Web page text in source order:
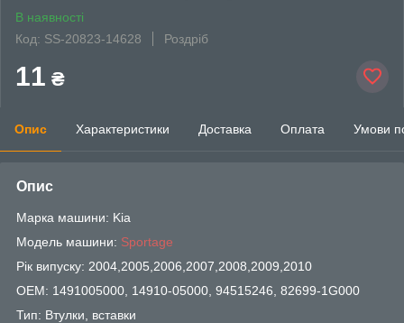
В наявності
Код: SS-20823-14628
Роздріб
11 ₴
Опис Характеристики Доставка Оплата Умови
Опис
Марка машини: Kia
Модель машини: Sportage
Рік випуску: 2004,2005,2006,2007,2008,2009,2010
OEM: 1491005000, 14910-05000, 94515246, 82699-1G000
Тип: Втулки, вставки